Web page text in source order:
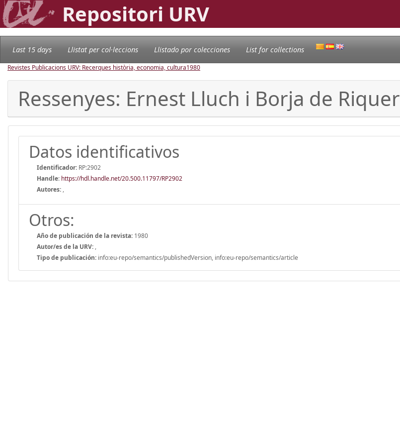
Repositori URV
Last 15 days Llistat per col·leccions Llistado por colecciones List for collections
Revistes Publicacions URV: Recerques història, economia, cultura1980
Ressenyes: Ernest Lluch i Borja de Riquer
Datos identificativos
Identificador: RP:2902
Handle: https://hdl.handle.net/20.500.11797/RP2902
Autores: ,
Otros:
Año de publicación de la revista: 1980
Autor/es de la URV: ,
Tipo de publicación: info:eu-repo/semantics/publishedVersion, info:eu-repo/semantics/article